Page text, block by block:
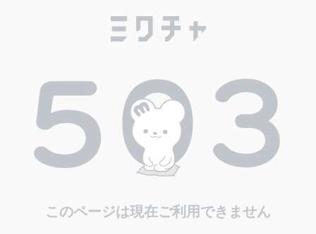
このページは現在ご利用できません